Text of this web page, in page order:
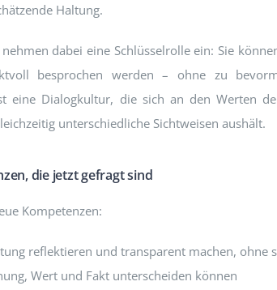
Haltung.
dabei eine Schlüsselrolle ein: Sie
besprochen werden – ohne zu
eine Dialogkultur, die sich an den Werten
unterschiedliche Sichtweisen aushält.
die jetzt gefragt sind
Kompetenzen:
reflektieren und transparent machen, ohne
Wert und Fakt unterscheiden können